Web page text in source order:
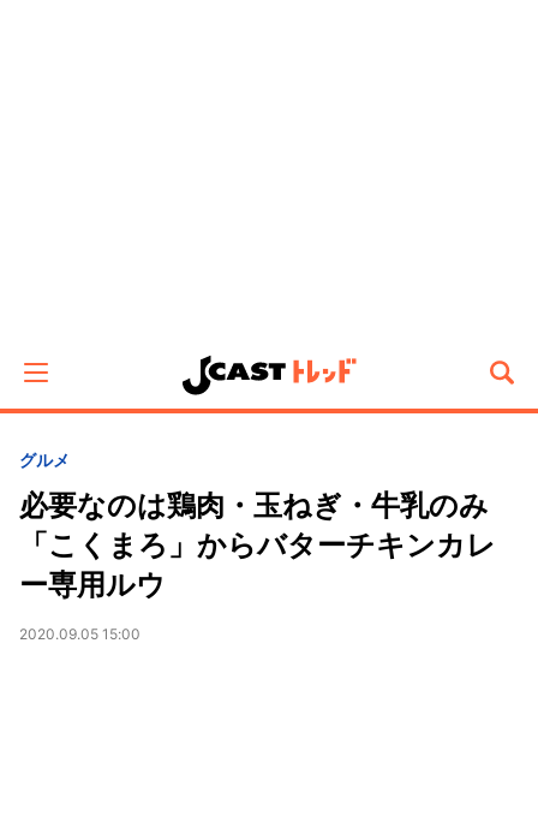
グルメ
必要なのは鶏肉・玉ねぎ・牛乳のみ
「こくまろ」からバターチキンカレ
ー専用ルウ
2020.09.05 15:00